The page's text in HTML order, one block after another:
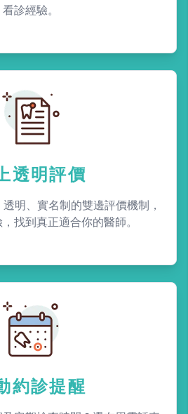
看診經驗。
透明評價
明、實名制的雙邊評價機制，
找到真正適合你的醫師。
約診提醒